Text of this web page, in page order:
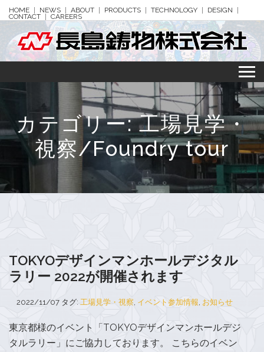
HOME NEWS ABOUT PRODUCTS TECHNOLOGY DESIGN
CONTACT CAREERS
カテゴリー:工場見学・
視察/Foundry tour
TOKYOデザインマンホールデジタル
ラリー 2022が開催されます
2022/11/07 タグ: 工場見学・視察, イベント参加情報, お知らせ
東京都様のイベント「TOKYOデザインマンホールデジ
タルラリー」にご協力しております。 こちらのイベン